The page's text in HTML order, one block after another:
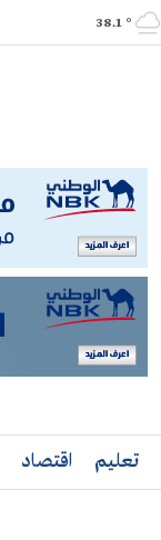
° 38.1
تعليم اقتصاد